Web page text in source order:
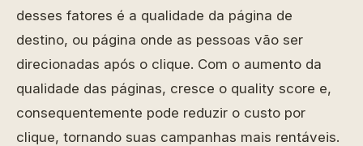
desses fatores é a qualidade da página de
destino, ou página onde as pessoas vão ser
direcionadas após o clique. Com o aumento da
qualidade das páginas, cresce o quality score e,
consequentemente pode reduzir o custo por
clique, tornando suas campanhas mais rentáveis.